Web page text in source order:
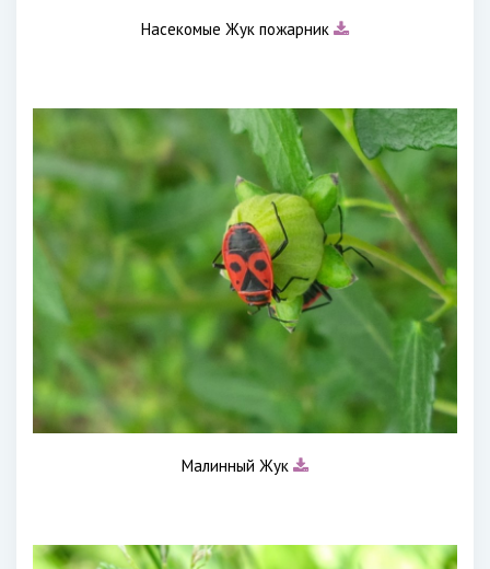
Насекомые Жук пожарник
Малинный Жук